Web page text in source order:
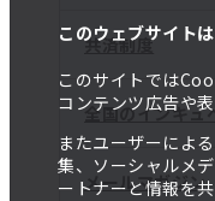
このウェブサイト
このサイトでは
コンテンツ広告や
またユーザーによ
集、ソーシャルメ
ートナーと情報を共
共済制度
全国のインキュ
メールマガジン